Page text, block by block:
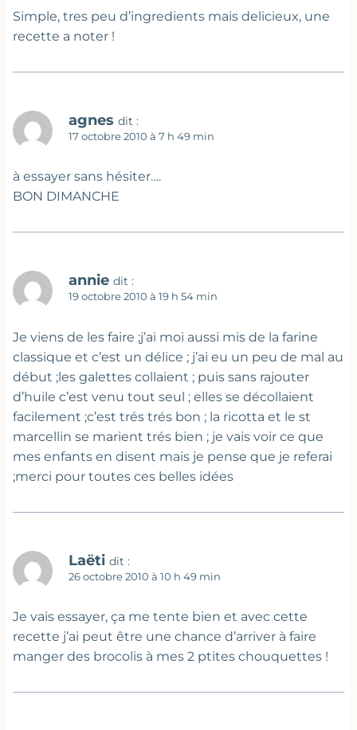
Simple, tres peu d’ingredients mais delicieux, une
recette a noter !
agnes dit :
17 octobre 2010 à 7 h 49 min
à essayer sans hésiter….
BON DIMANCHE
annie dit :
19 octobre 2010 à 19 h 54 min
Je viens de les faire ;j’ai moi aussi mis de la farine
classique et c’est un délice ; j’ai eu un peu de mal au
début ;les galettes collaient ; puis sans rajouter
d’huile c’est venu tout seul ; elles se décollaient
facilement ;c’est trés trés bon ; la ricotta et le st
marcellin se marient trés bien ; je vais voir ce que
mes enfants en disent mais je pense que je referai
;merci pour toutes ces belles idées
Laëti dit :
26 octobre 2010 à 10 h 49 min
Je vais essayer, ça me tente bien et avec cette
recette j’ai peut être une chance d’arriver à faire
manger des brocolis à mes 2 ptites chouquettes !